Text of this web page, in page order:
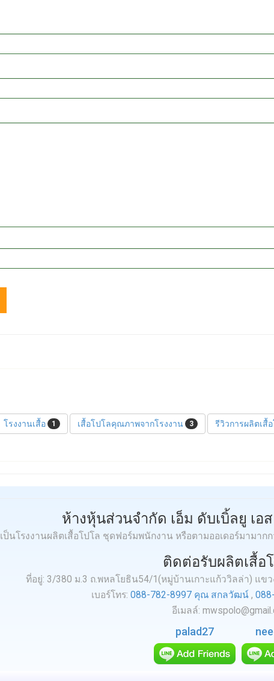
โรงงานเสื้อ 1 เสื้อโปโลคุณภาพจากโรงงาน 3 รีวิวการผลิตเสื้
ห้างหุ้นส่วนจำกัด เอ็ม ดับเบิ้ลยู เอ
เป็นโรงงานผลิตเสื้อโปโล ชุดฟอร์มพนักงาน หรือตามออเดอร์มามา
ติดต่อรับผลิตเสื้อ
ที่อยู่: 3/380 ม.3 ถ.พหลโยธิน54/1(หมู่บ้านเกาะแก้ววิลล่า) แข
เบอร์โทร: 088-782-8997 คุณ สกลวัฒน์ ,
อีเมลล์:
palad27